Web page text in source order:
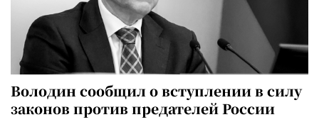
Володин сообщил о вступлении в силу
законов против предателей России